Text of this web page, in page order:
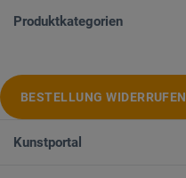
Produktkategorien
BESTELLUNG WIDERRUFEN
Kunstportal